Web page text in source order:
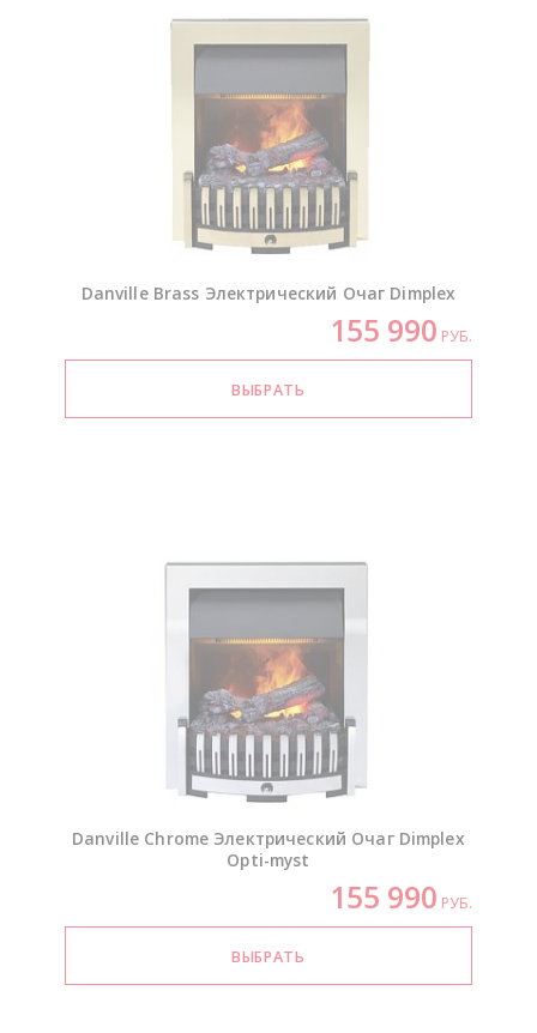
Danville Brass Электрический Очаг Dimplex
155 990 РУБ.
Danville Chrome Электрический Очаг Dimplex
Opti-myst
155 990 РУБ.